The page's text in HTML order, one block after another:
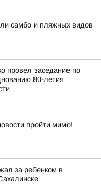
самбо и пляжных видов
провел заседание по
80-летия
пройти мимо!
за ребенком в